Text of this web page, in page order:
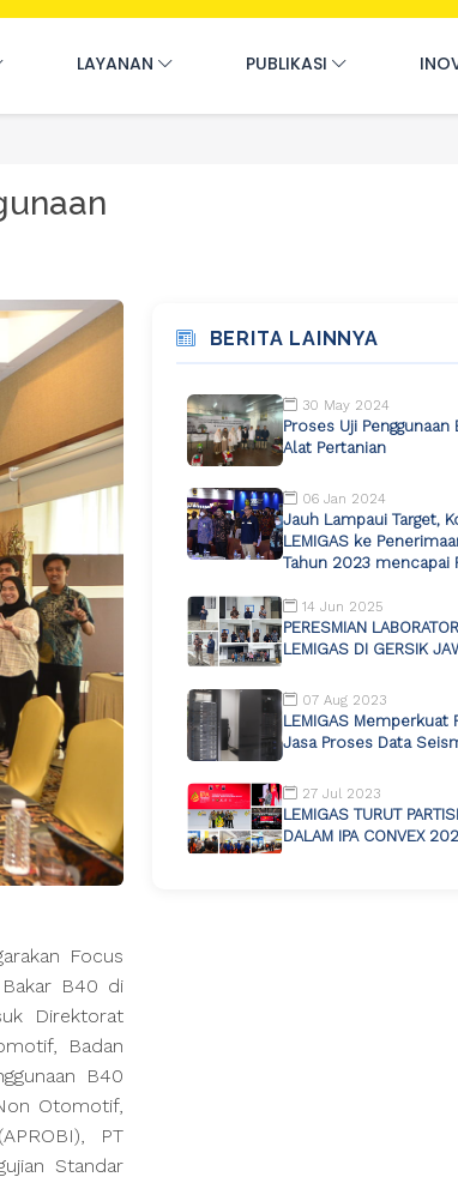
LAYANAN PUBLIKASI
Focus
Bakar B40 di
Direktorat
Badan
B40
Otomotif,
PT
Standar
BERITA LAINNYA
30 May 2024
Proses Uji
Alat Pertanian
06 Jan 2024
Jauh Lampaui Target,
LEMIGAS ke
Tahun 2023 mencapai
14 Jun 2025
PERESMIAN
LEMIGAS DI GERSIK
07 Aug 2023
LEMIGAS Memperkuat
Jasa Proses Data
27 Jul 2023
LEMIGAS TURUT
DALAM IPA CONVEX